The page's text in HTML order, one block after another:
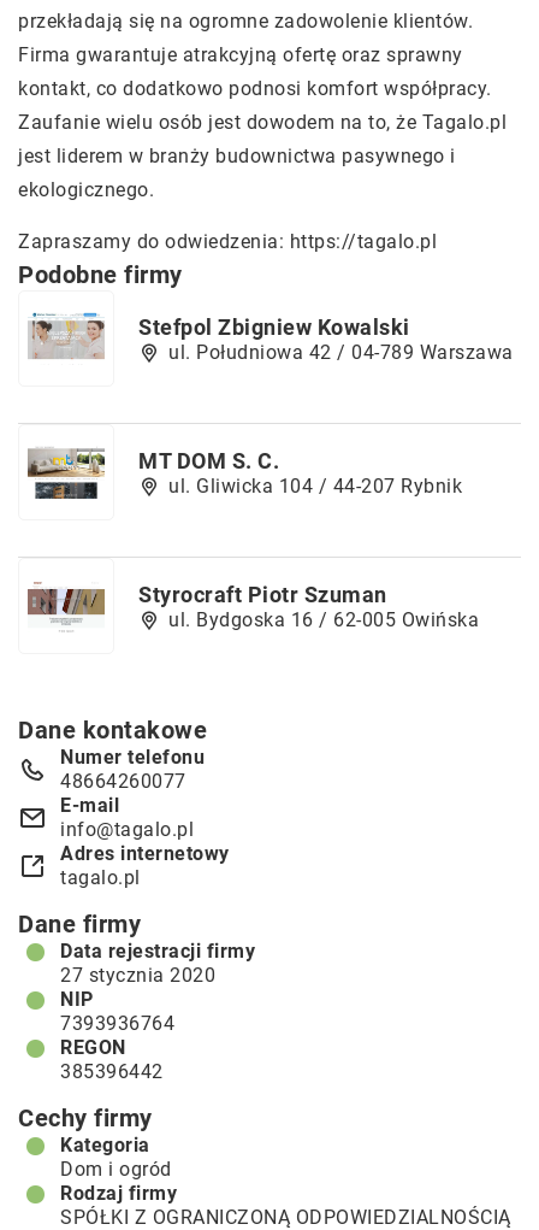
przekładają się na ogromne zadowolenie klientów.
Firma gwarantuje atrakcyjną ofertę oraz sprawny
kontakt, co dodatkowo podnosi komfort współpracy.
Zaufanie wielu osób jest dowodem na to, że Tagalo.pl
jest liderem w branży budownictwa pasywnego i
ekologicznego.
Zapraszamy do odwiedzenia: https://tagalo.pl
Podobne firmy
Stefpol Zbigniew Kowalski
ul. Południowa 42 / 04-789 Warszawa
MT DOM S. C.
ul. Gliwicka 104 / 44-207 Rybnik
Styrocraft Piotr Szuman
ul. Bydgoska 16 / 62-005 Owińska
Dane kontakowe
Numer telefonu
48664260077
E-mail
info@tagalo.pl
Adres internetowy
tagalo.pl
Dane firmy
Data rejestracji firmy
27 stycznia 2020
NIP
7393936764
REGON
385396442
Cechy firmy
Kategoria
Dom i ogród
Rodzaj firmy
SPÓŁKI Z OGRANICZONĄ ODPOWIEDZIALNOŚCIĄ